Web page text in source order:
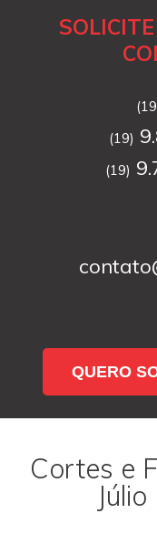
(19)
(19)
QUERO
Cortes e